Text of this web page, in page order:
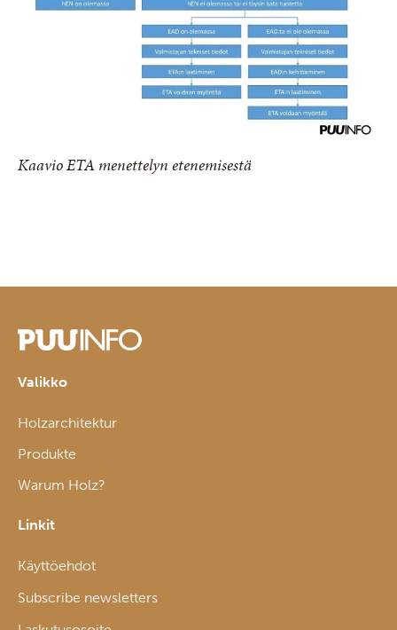
Kaavio ETA menettelyn etenemisestä
Valikko
Holzarchitektur
Produkte
Warum Holz?
Linkit
Käyttöehdot
Subscribe newsletters